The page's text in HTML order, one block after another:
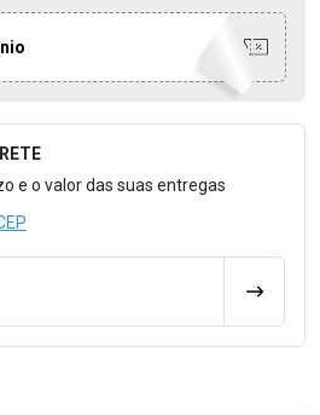
o Frete
e o valor das suas entregas